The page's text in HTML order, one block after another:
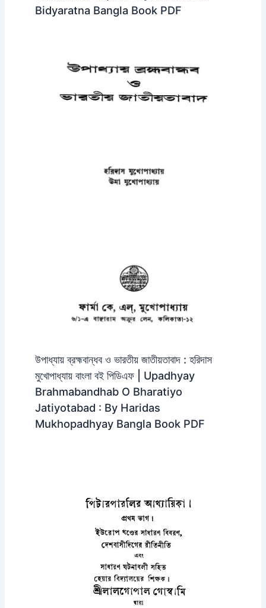
Bidyaratna Bangla Book PDF
উপাধ্যায় ব্রহ্মবান্ধব ও ভারতীয় জাতীয়তাবাদ : হরিদাস
মুখোপাধ্যায় বাংলা বই পিডিএফ | Upadhyay
Brahmabandhab O Bharatiyo
Jatiyotabad : By Haridas
Mukhopadhyay Bangla Book PDF